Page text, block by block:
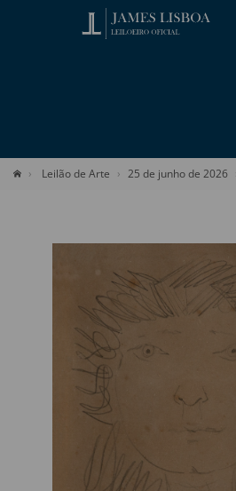
Leilão de Arte 25 de junho de 2026